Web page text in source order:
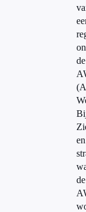
de
en
de